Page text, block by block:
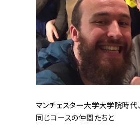
マンチェスター大学大学院時代、
同じコースの仲間たちと